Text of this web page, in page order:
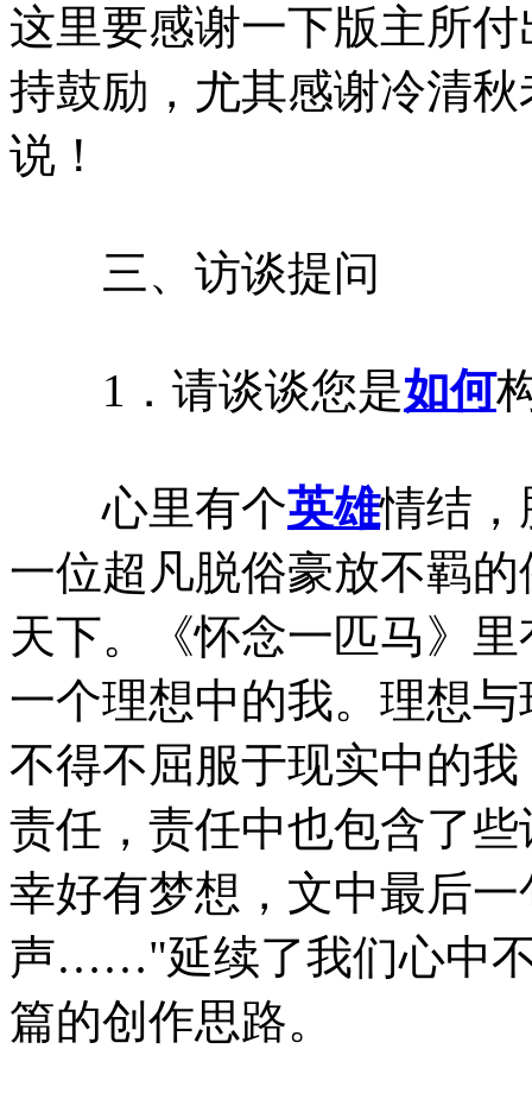
这里要感谢一下版主所
持鼓励，尤其感谢冷清
说！
三、访谈提问
1．请谈谈您是如何
心里有个英雄情结，
一位超凡脱俗豪放不羁
天下。《怀念一匹马》
一个理想中的我。理想
不得不屈服于现实中的
责任，责任中也包含了
幸好有梦想，文中最后
声……"延续了我们心中
篇的创作思路。